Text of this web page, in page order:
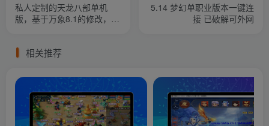
私人定制的天龙八部单机
版，基于万象8.1的修改，更
5.14 梦幻单职业版本一键连
接 已破解可外网
相关推荐